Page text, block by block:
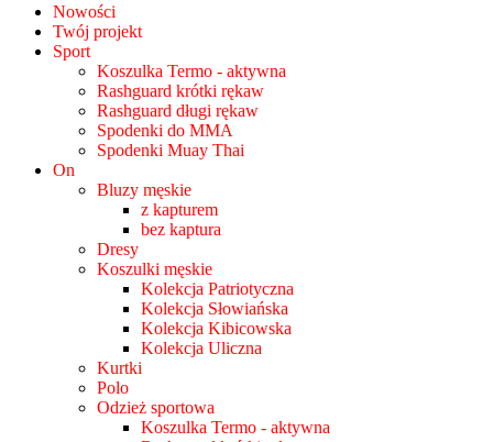
Nowości
Twój projekt
Sport
Koszulka Termo - aktywna
Rashguard krótki rękaw
Rashguard długi rękaw
Spodenki do MMA
Spodenki Muay Thai
On
Bluzy męskie
z kapturem
bez kaptura
Dresy
Koszulki męskie
Kolekcja Patriotyczna
Kolekcja Słowiańska
Kolekcja Kibicowska
Kolekcja Uliczna
Kurtki
Polo
Odzież sportowa
Koszulka Termo - aktywna